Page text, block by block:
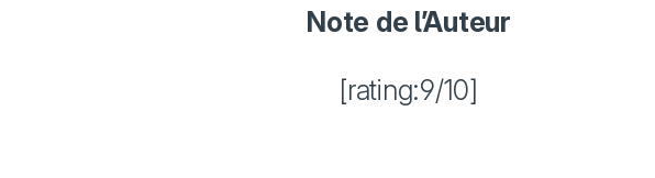
Note de l’Auteur
[rating:9/10]